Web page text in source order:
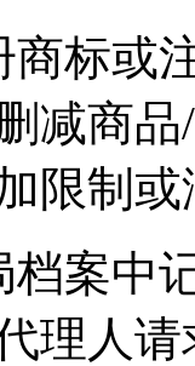
商标或
减商
加限
档案中
代理